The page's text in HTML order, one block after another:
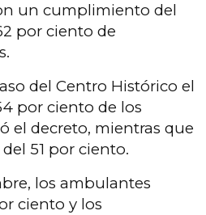
un cumplimiento del
por ciento de
del Centro Histórico el
por ciento de los
el decreto, mientras que
51 por ciento.
los ambulantes
ciento y los